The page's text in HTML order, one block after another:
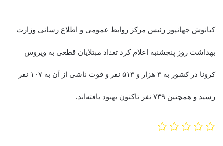
کیانوش جهانپور رئیس مرکز روابط عمومی و اطلاع رسانی وزارت
بهداشت روز پنجشنبه اعلام کرد تعداد مبتلایان قطعی به ویروس
کرونا در کشور به ۳ هزار و ۵۱۳ نفر و فوت ناشی از آن به ۱۰۷ نفر
رسید و همچنین ۷۳۹ نفر تاکنون بهبود یافته‌اند.